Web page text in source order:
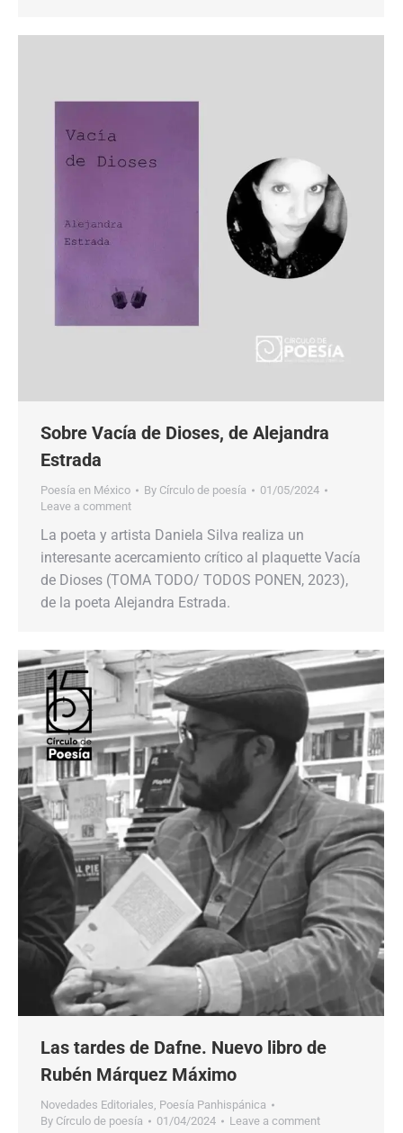
Sobre Vacía de Dioses, de Alejandra
Estrada
Poesía en México By Círculo de poesía
01/05/2024
Leave a comment
La poeta y artista Daniela Silva realiza un
interesante acercamiento crítico al plaquette Vacía
de Dioses (TOMA TODO/ TODOS PONEN, 2023),
de la poeta Alejandra Estrada.
Las tardes de Dafne. Nuevo libro de
Rubén Márquez Máximo
Novedades Editoriales, Poesía Panhispánica
By Círculo de poesía 01/04/2024 Leave a comment